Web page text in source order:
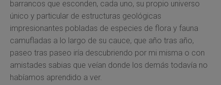
barrancos que esconden, cada uno, su propio universo
único y particular de estructuras geológicas
impresionantes pobladas de especies de flora y fauna
camufladas a lo largo de su cauce, que año tras año,
paseo tras paseo iría descubriendo por mi misma o con
amistades sabias que veían donde los demás todavía no
habíamos aprendido a ver.